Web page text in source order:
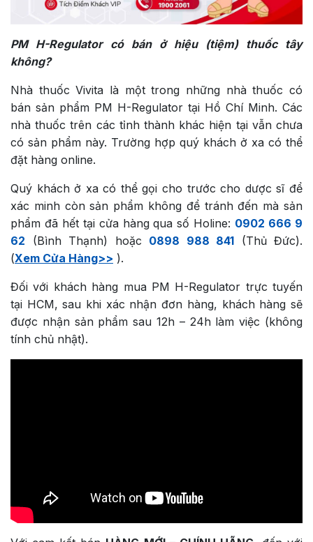
PM H-Regulator có bán ở hiệu (tiệm) thuốc tây
không?
Nhà thuốc Vivita là một trong những nhà thuốc có
bán sản phẩm PM H-Regulator tại Hồ Chí Minh. Các
nhà thuốc trên các tỉnh thành khác hiện tại vẫn chưa
có sản phẩm này. Trường hợp quý khách ở xa có thể
đặt hàng online.
Quý khách ở xa có thể gọi cho trước cho dược sĩ để
xác minh còn sản phẩm không để tránh đến mà sản
phẩm đã hết tại cửa hàng qua số Holine: 0902 666 9
62 (Bình Thạnh) hoặc 0898 988 841 (Thủ Đức).
(Xem Cửa Hàng>> ).
Đối với khách hàng mua PM H-Regulator trực tuyến
tại HCM, sau khi xác nhận đơn hàng, khách hàng sẽ
được nhận sản phẩm sau 12h – 24h làm việc (không
tính chủ nhật).